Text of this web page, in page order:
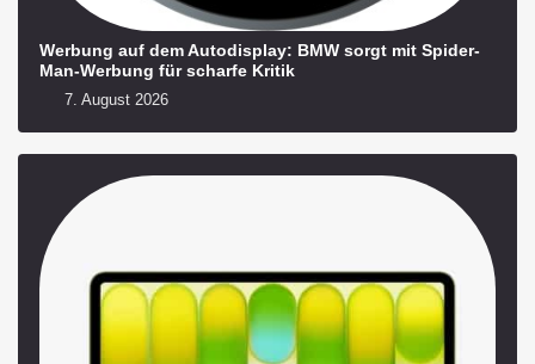
Werbung auf dem Autodisplay: BMW sorgt mit Spider-
Man-Werbung für scharfe Kritik
7. August 2026